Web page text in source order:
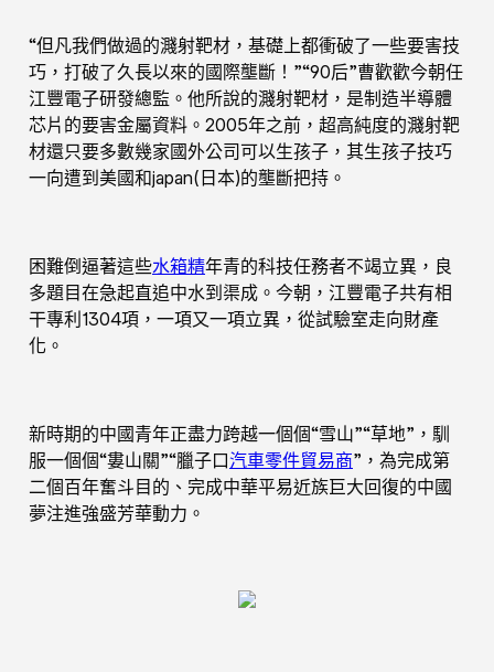
“但凡我們做過的濺射靶材，基礎上都衝破了一些要害技
巧，打破了久長以來的國際壟斷！”“90后”曹歡歡今朝任
江豐電子研發總監。他所說的濺射靶材，是制造半導體
芯片的要害金屬資料。2005年之前，超高純度的濺射靶
材還只要多數幾家國外公司可以生孩子，其生孩子技巧
一向遭到美國和japan(日本)的壟斷把持。
困難倒逼著這些水箱精年青的科技任務者不竭立異，良
多題目在急起直追中水到渠成。今朝，江豐電子共有相
干專利1304項，一項又一項立異，從試驗室走向財產
化。
新時期的中國青年正盡力跨越一個個“雪山”“草地”，馴
服一個個“婁山關”“臘子口汽車零件貿易商”，為完成第
二個百年奮斗目的、完成中華平易近族巨大回復的中國
夢注進強盛芳華動力。